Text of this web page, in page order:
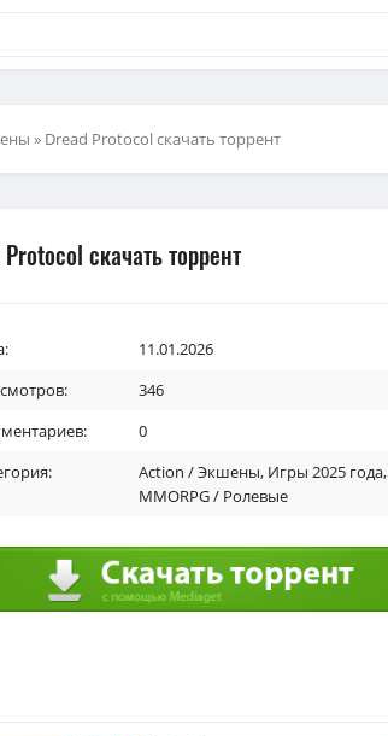
» Dread Protocol скачать торрент
скачать торрент
11.01.2026
346
0
Action / Экшены, Игры 2025 года,
MMORPG / Ролевые